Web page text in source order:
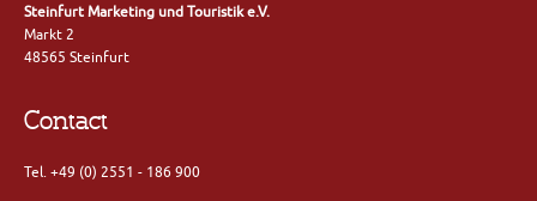
Steinfurt Marketing und Touristik e.V.
Markt 2
48565 Steinfurt
Contact
Tel. +49 (0) 2551 - 186 900